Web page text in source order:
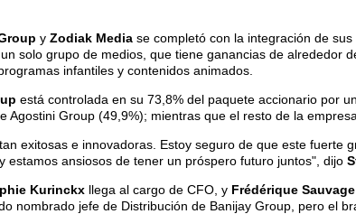
y Zodiak Media se completó con la integración de
solo grupo de medios, que tiene ganancias de alrededor
infantiles y contenidos animados.
está controlada en su 73,8% del paquete accionario por
Agostini Group (49,9%); mientras que el resto de la
exitosas e innovadoras. Estoy seguro de que este
ansiosos de tener un próspero futuro juntos", dijo
Kurinckx llega al cargo de CFO, y Frédérique Sauvage
nombrado jefe de Distribución de Banijay Group, pero el